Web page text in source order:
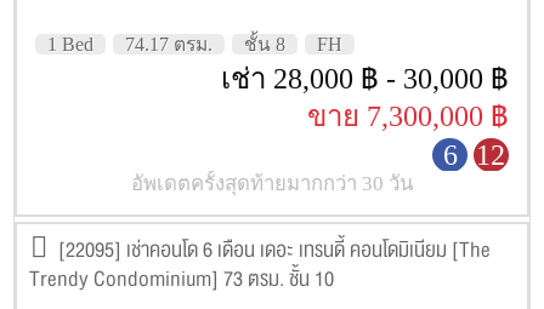
1 Bed 74.17 ตรม. ชั้น 8 FH
เช่า 28,000 ฿ - 30,000 ฿
ขาย 7,300,000 ฿
6
12
อัพเดตครั้งสุดท้ายมากกว่า 30 วัน
[22095] เช่าคอนโด 6 เดือน เดอะ เทรนดี้ คอนโดมิเนียม [The
Trendy Condominium] 73 ตรม. ชั้น 10